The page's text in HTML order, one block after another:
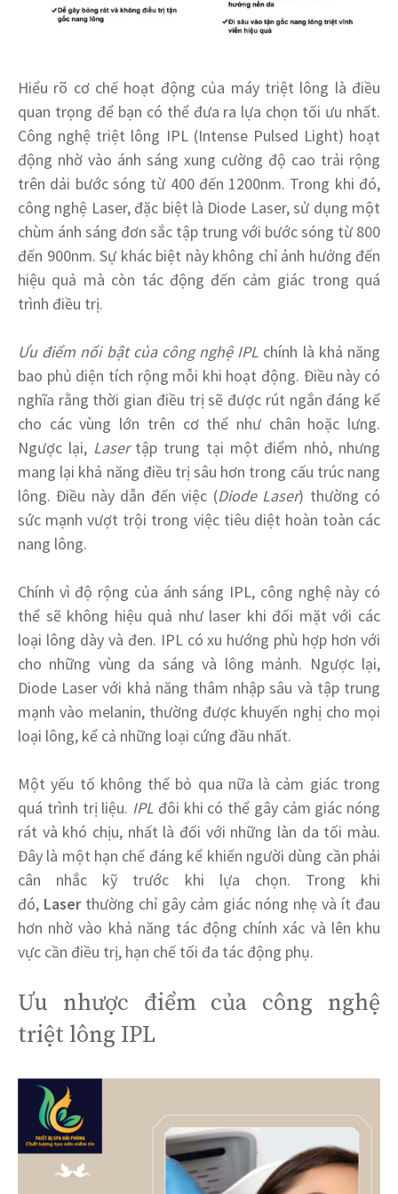
Hiểu rõ cơ chế hoạt động của máy triệt lông là điều
quan trọng để bạn có thể đưa ra lựa chọn tối ưu nhất.
Công nghệ triệt lông IPL (Intense Pulsed Light) hoạt
động nhờ vào ánh sáng xung cường độ cao trải rộng
trên dải bước sóng từ 400 đến 1200nm. Trong khi đó,
công nghệ Laser, đặc biệt là Diode Laser, sử dụng một
chùm ánh sáng đơn sắc tập trung với bước sóng từ 800
đến 900nm. Sự khác biệt này không chỉ ảnh hưởng đến
hiệu quả mà còn tác động đến cảm giác trong quá
trình điều trị.
Ưu điểm nổi bật của công nghệ IPL chính là khả năng
bao phủ diện tích rộng mỗi khi hoạt động. Điều này có
nghĩa rằng thời gian điều trị sẽ được rút ngắn đáng kể
cho các vùng lớn trên cơ thể như chân hoặc lưng.
Ngược lại, Lasertập trung tại một điểm nhỏ, nhưng
mang lại khả năng điều trị sâu hơn trong cấu trúc nang
lông. Điều này dẫn đến việc (Diode Laser) thường có
sức mạnh vượt trội trong việc tiêu diệt hoàn toàn các
nang lông.
Chính vì độ rộng của ánh sáng IPL, công nghệ này có
thể sẽ không hiệu quả như laser khi đối mặt với các
loại lông dày và đen. IPL có xu hướng phù hợp hơn với
cho những vùng da sáng và lông mảnh. Ngược lại,
Diode Laser với khả năng thâm nhập sâu và tập trung
mạnh vào melanin, thường được khuyến nghị cho mọi
loại lông, kể cả những loại cứng đầu nhất.
Một yếu tố không thể bỏ qua nữa là cảm giác trong
quá trình trị liệu. IPL đôi khi có thể gây cảm giác nóng
rát và khó chịu, nhất là đối với những làn da tối màu.
Đây là một hạn chế đáng kể khiến người dùng cần phải
cân nhắc kỹ trước khi lựa chọn. Trong khi
đó, Laserthường chỉ gây cảm giác nóng nhẹ và ít đau
hơn nhờ vào khả năng tác động chính xác và lên khu
vực cần điều trị, hạn chế tối đa tác động phụ.
Ưu nhược điểm của công nghệ
triệt lông IPL